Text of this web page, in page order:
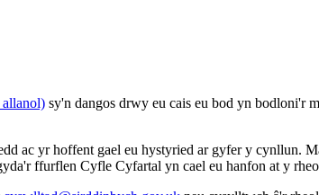
sy'n dangos drwy eu cais eu bod yn bodloni'r
ac yr hoffent gael eu hystyried ar gyfer y cynllun.
ffurflen Cyfle Cyfartal yn cael eu hanfon at y